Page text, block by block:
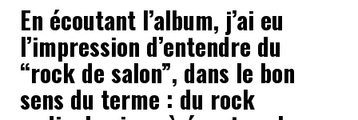
En écoutant l’album, j’ai eu
l’impression d’entendre du
“rock de salon”, dans le bon
sens du terme :du rock